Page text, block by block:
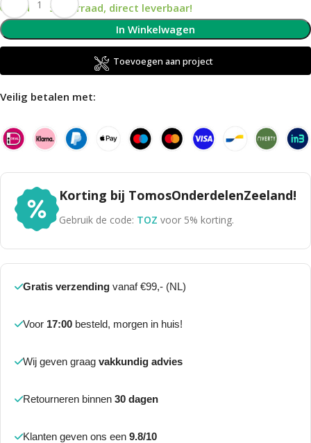
Op voorraad, direct leverbaar!
In Winkelwagen
Toevoegen aan project
Veilig betalen met:
Korting bij TomosOnderdelenZeeland!
Gebruik de code: TOZ voor 5% korting.
Gratis verzending vanaf €99,- (NL)
Voor 17:00 besteld, morgen in huis!
Wij geven graag vakkundig advies
Retourneren binnen 30 dagen
Klanten geven ons een 9.8/10